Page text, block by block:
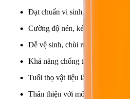
Đạt chuẩn vi sinh, an toàn thực
Cường độ nén, kéo và bám dính
Dễ vệ sinh, chùi rửa, kháng vi
Khả năng chống trượt cao (khi
Tuổi thọ vật liệu lâu dài (≥ 20
Thân thiện với môi trường.